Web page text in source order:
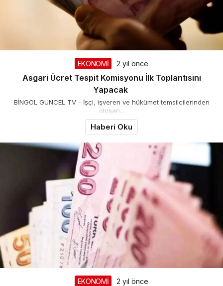
EKONOMİ 2 yıl önce
Asgari Ücret Tespit Komisyonu İlk Toplantısını
Yapacak
BİNGÖL GÜNCEL TV - İşçi, işveren ve hükümet temsilcilerinden
oluşan...
Haberi Oku
EKONOMİ 2 yıl önce